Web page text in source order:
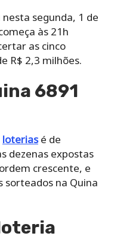
segunda, 1 de
às 21h
as cinco
R$ 2,3 milhões.
6891
loteriasé de
dezenas expostas
crescente, e
sorteados na Quina